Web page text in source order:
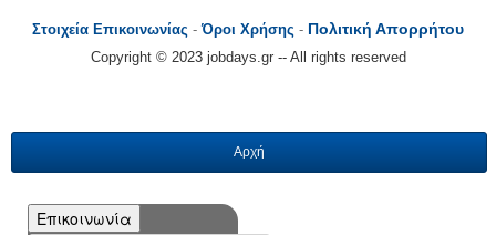
Στοιχεία Επικοινωνίας -Όροι Χρήσης - Πολιτική Απορρήτου
Copyright © 2023 jobdays.gr -- All rights reserved
Αρχή